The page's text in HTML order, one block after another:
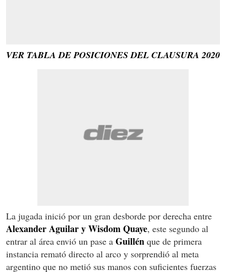
VER TABLA DE POSICIONES DEL CLAUSURA 2020
La jugada inició por un gran desborde por derecha entre
Alexander Aguilar y Wisdom Quaye, este segundo al
entrar al área envió un pase a Guillén que de primera
instancia remató directo al arco y sorprendió al meta
argentino que no metió sus manos con suficientes fuerzas